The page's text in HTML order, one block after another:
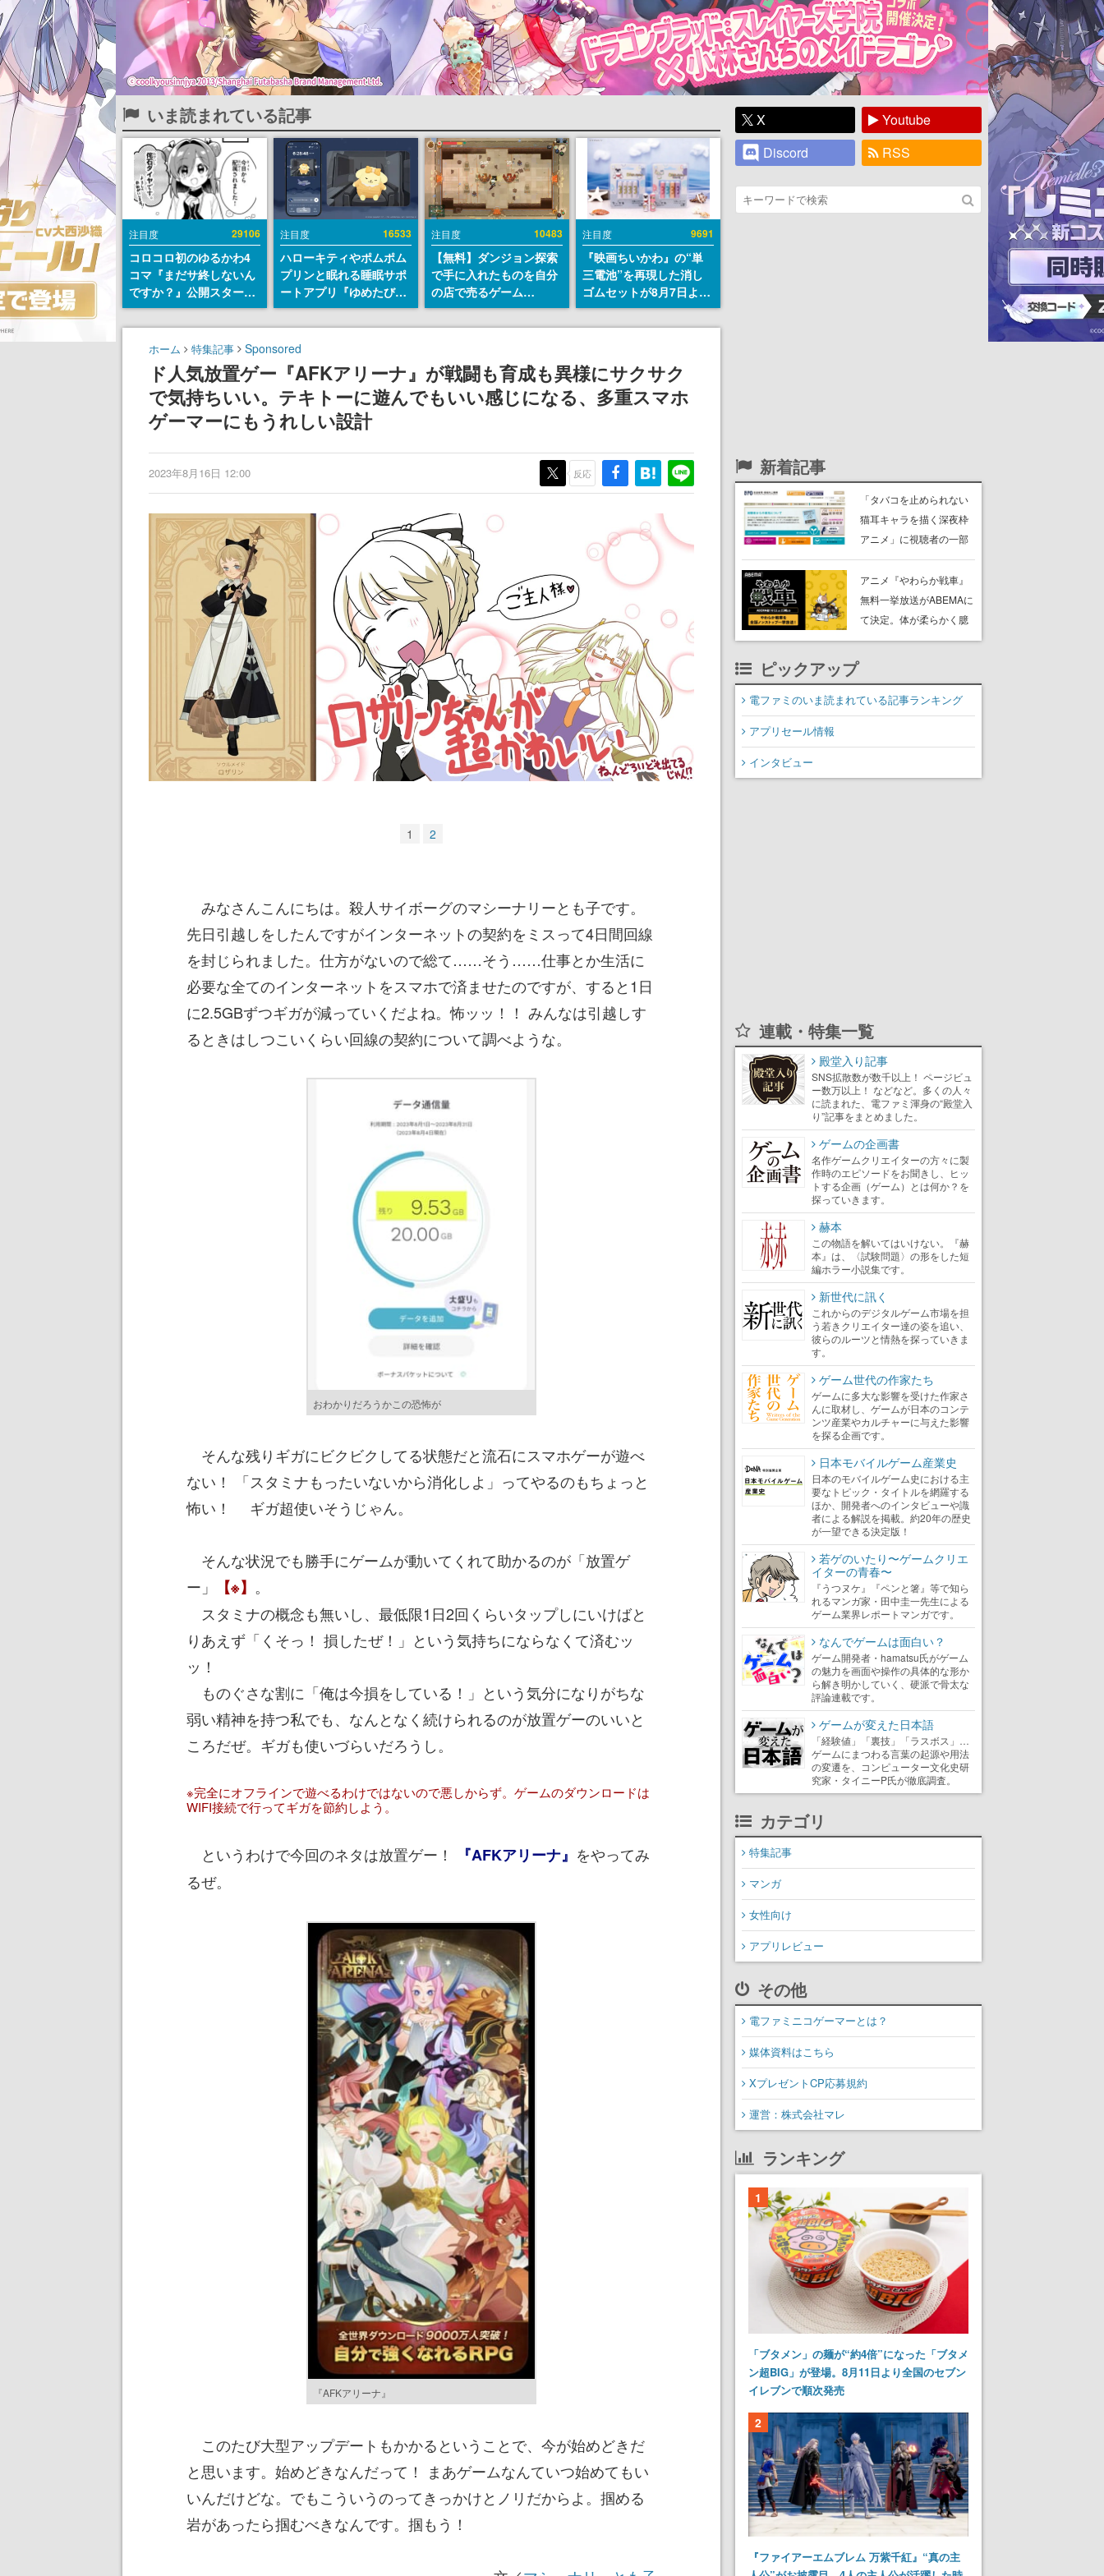
いま読まれている記事
注目度 29106
コロコロ初のゆるかわ4
コマ『まだサ終しないん
ですか？』公開スター
ト。主人公は新入社員の
侘石ダイヤ、ゲーム会社
を舞台にトラブルへ対応
する社員たちを描く
注目度 16533
ハローキティやポムポム
プリンと眠れる睡眠サポ
ートアプリ『ゆめたび』
が配信中。キャラごとの
ASMRや目覚ましアラー
ムも搭載
注目度 10483
【無料】ダンジョン探索
で手に入れたものを自分
の店で売るゲーム
『Moonlighter』が
Steamにて無料配布中！
の9月2日正式リリースを
記念したキャンペーン
注目度 9691
『映画ちいかわ』の“単
三電池”を再現した消し
ゴムセットが8月7日より
発売決定。公式は「在っ
たものを 消しながら い
ち」と紹介
ホーム 特集記事 Sponsored
ド人気放置ゲー『AFKアリーナ』が戦闘も育成も異様にサクサク
で気持ちいい。テキトーに遊んでもいい感じになる、多重スマホ
ゲーマーにもうれしい設計
2023年8月16日 12:00 反応
1 2
みなさんこんにちは。殺人サイボーグのマシーナリーとも子です。
先日引越しをしたんですがインターネットの契約をミスって4日間回線
を封じられました。仕方がないので総て……そう……仕事とか生活に
必要な全てのインターネットをスマホで済ませたのですが、すると1日
に2.5GBずつギガが減っていくだよね。怖ッッ！！ みんなは引越しす
るときはしつこいくらい回線の契約について調べような。
おわかりだろうかこの恐怖が
そんな残りギガにビクビクしてる状態だと流石にスマホゲーが遊べ
ない！ 「スタミナもったいないから消化しよ」ってやるのもちょっと
怖い！ ギガ超使いそうじゃん。
そんな状況でも勝手にゲームが動いてくれて助かるのが「放置ゲ
ー」
【※】 。
スタミナの概念も無いし、最低限1日2回くらいタップしにいけばと
りあえず「くそっ！ 損したぜ！」という気持ちにならなくて済むッ
ッ！
ものぐさな割に「俺は今損をしている！」という気分になりがちな
弱い精神を持つ私でも、なんとなく続けられるのが放置ゲーのいいと
ころだぜ。ギガも使いづらいだろうし。
※完全にオフラインで遊べるわけではないので悪しからず。ゲームのダウンロードは
WIFI接続で行ってギガを節約しよう。
というわけで今回のネタは放置ゲー！ 『AFKアリーナ』 をやってみ
るぜ。
『AFKアリーナ』
このたび大型アップデートもかかるということで、今が始めどきだ
と思います。始めどきなんだって！ まあゲームなんていつ始めてもい
いんだけどな。でもこういうのってきっかけとノリだからよ。掴める
岩があったら掴むべきなんです。掴もう！
X
Youtube
Discord
RSS
新着記事
「タバコを止められない
猫耳キャラを描く深夜枠
アニメ」に視聴者の一部
から批判意見。違法薬物
の使用と思わしき描写も
含めて、BPOが議論を交
わす
アニメ『やわらか戦車』
無料一挙放送がABEMAに
て決定。体が柔らかく臆
病な謎の兵器「やわらか
力系コメディ
ピックアップ
電ファミのいま読まれている記事ランキング
アプリセール情報
インタビュー
連載・特集一覧
殿堂入り記事
SNS拡散数が数千以上！ ページビュ
ー数万以上！ などなど。多くの人々
に読まれた、電ファミ渾身の“殿堂入
り”記事をまとめました。
ゲームの企画書
名作ゲームクリエイターの方々に製
作時のエピソードをお聞きし、ヒッ
トする企画（ゲーム）とは何か？を
探っていきます。
赫本
この物語を解いてはいけない。『赫
本』は、〈試験問題〉の形をした短
編ホラー小説集です。
新世代に訊く
これからのデジタルゲーム市場を担
う若きクリエイター達の姿を追い、
彼らのルーツと情熱を探っていきま
す。
ゲーム世代の作家たち
ゲームに多大な影響を受けた作家さ
んに取材し、ゲームが日本のコンテ
ンツ産業やカルチャーに与えた影響
を探る企画です。
日本モバイルゲーム産業史
日本のモバイルゲーム史における主
要なトピック・タイトルを網羅する
ほか、開発者へのインタビューや識
者による解説を掲載。約20年の歴史
が一望できる決定版！
若ゲのいたり〜ゲームクリエ
イターの青春〜
『うつヌケ』『ペンと箸』等で知ら
れるマンガ家・田中圭一先生による
ゲーム業界レポートマンガです。
なんでゲームは面白い？
ゲーム開発者・hamatsu氏がゲーム
の魅力を画面や操作の具体的な形か
ら解き明かしていく、硬派で骨太な
評論連載です。
ゲームが変えた日本語
「経験値」「裏技」「ラスボス」…
ゲームにまつわる言葉の起源や用法
の変遷を、コンピューター文化史研
究家・タイニーP氏が徹底調査。
カテゴリ
特集記事
マンガ
女性向け
アプリレビュー
その他
電ファミニコゲーマーとは？
媒体資料はこちら
XプレゼントCP応募規約
運営：株式会社マレ
ランキング
1
「ブタメン」の麺が“約4倍”になった「ブタメ
ン超BIG」が登場。8月11日より全国のセブン
イレブンで順次発売
2
『ファイアーエムブレム 万紫千紅』“真の主